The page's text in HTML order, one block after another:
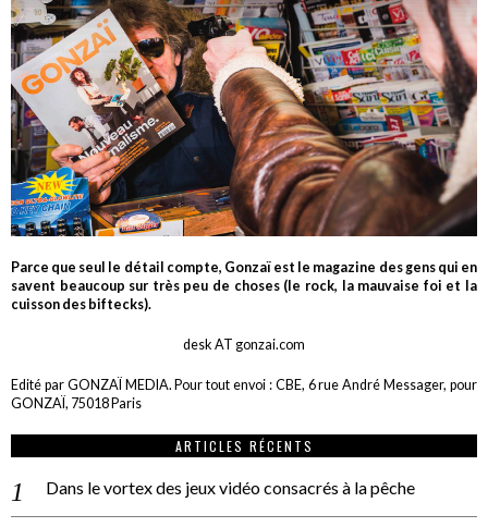
Parce que seul le détail compte, Gonzaï est le magazine des gens qui en
savent beaucoup sur très peu de choses (le rock, la mauvaise foi et la
cuisson des biftecks).
desk AT gonzai.com
Edité par GONZAÏ MEDIA. Pour tout envoi : CBE, 6 rue André Messager, pour
GONZAÏ, 75018 Paris
ARTICLES RÉCENTS
Dans le vortex des jeux vidéo consacrés à la pêche